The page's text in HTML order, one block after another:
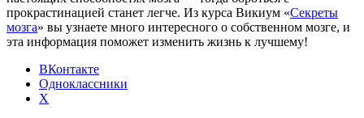
прокрастинацией станет легче. Из курса Викиум «Секреты
мозга» вы узнаете много интересного о собственном мозге, и
эта информация поможет изменить жизнь к лучшему!
ВКонтакте
Одноклассники
X